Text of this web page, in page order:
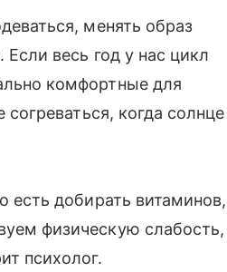
менять образ
весь год у нас цикл
комфортные для
когда солнце
есть добирать витаминов,
физическую слабость,
психолог.